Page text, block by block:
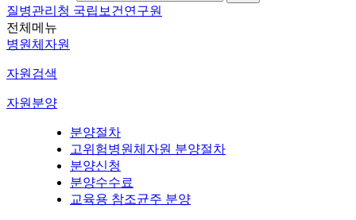
질병관리청 국립보건연구원
전체메뉴
병원체자원
자원검색
자원분양
분양절차
고위험병원체자원 분양절차
분양신청
분양수수료
교육용 참조균주 분양